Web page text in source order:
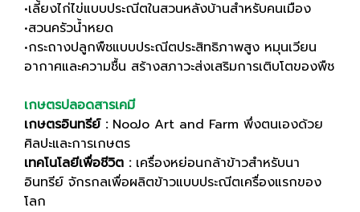
•เลี้ยงไก่ไข่แบบประณีตในสวนหลังบ้านสำหรับคนเมือง
•สวนครัวน้ำหยด
•กระถางปลูกพืชแบบประณีตประสิทธิภาพสูง หมุนเวียน
อากาศและความชื้น สร้างสภาวะส่งเสริมการเติบโตของพืช
เกษตรปลอดสารเคมี
เกษตรอินทรีย์ :NooJo Art and Farm พึ่งตนเองด้วย
ศิลปะและการเกษตร
เทคโนโลยีเพื่อชีวิต :เครื่องหย่อนกล้าข้าวสำหรับนา
อินทรีย์ จักรกลเพื่อผลิตข้าวแบบประณีตเครื่องแรกของ
โลก